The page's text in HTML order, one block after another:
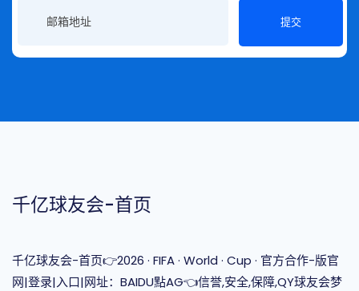
提交
千亿球友会-首页
千亿球友会-首页👉2026 · FIFA · World · Cup · 官方合作-版官
网|登录|入口|网址：BAIDU點AG👈信誉,安全,保障,QY球友会梦